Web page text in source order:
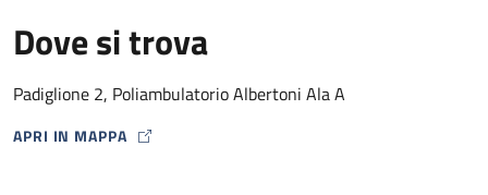
Dove si trova
Padiglione 2, Poliambulatorio Albertoni Ala A
APRI IN MAPPA
MAP ICON